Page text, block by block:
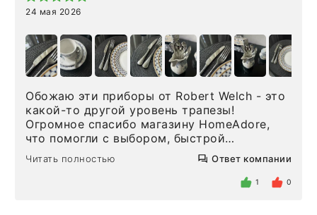
24 мая 2026
Обожаю эти приборы от Robert Welch - это
какой-то другой уровень трапезы!
Огромное спасибо магазину HomeAdore,
что помогли с выбором, быстрой
доставкой и высоким сервисом. Один раз
была здесь лично, забирала чайные ложки,
внутри очень много антикварной посуды,
Читать полностью Ответ компании
1 0